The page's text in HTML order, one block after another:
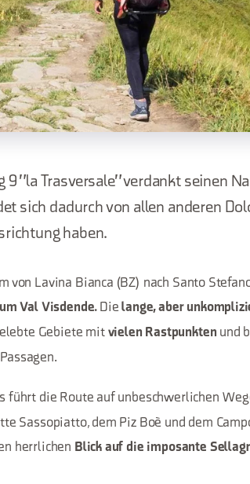
9 "la Trasversale" verdankt seinen
sich dadurch von allen anderen
haben.
von Lavina Bianca (BZ) nach Santo
Val Visdende. Dielange, aber
Gebiete mit vielen Rastpunkten und
führt die Route auf unbeschwerlichen
Sassopiatto, dem Piz Boè und dem
herrlichen Blick auf die imposante